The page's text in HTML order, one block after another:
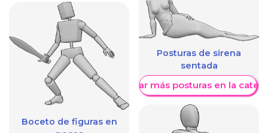
Boceto de figuras en
Posturas de sirena
sentada
Mostrar más posturas en la